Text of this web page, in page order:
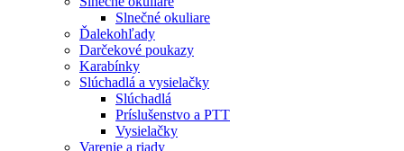
Slnečné okuliare
Ďalekohľady
Darčekové poukazy
Karabínky
Slúchadlá a vysielačky
Slúchadlá
Príslušenstvo a PTT
Vysielačky
Varenie a riady